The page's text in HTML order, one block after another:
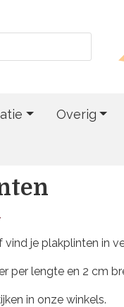
Overig
vind je plakplinten in
per lengte en 2 cm
in onze winkels.